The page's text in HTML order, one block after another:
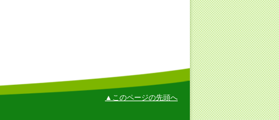
▲このページの先頭へ